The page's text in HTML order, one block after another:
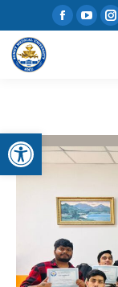
Open toolbar